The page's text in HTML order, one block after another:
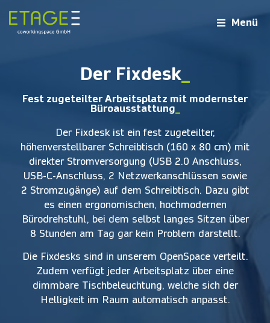
Menü
Der Fixdesk_
Fest zugeteilter Arbeitsplatz mit modernster
Büroausstattung
Der Fixdesk ist ein fest zugeteilter,
höhenverstellbarer Schreibtisch (160 x 80 cm) mit
direkter Stromversorgung (USB 2.0 Anschluss,
USB-C-Anschluss, 2 Netzwerkanschlüssen sowie
2 Stromzugänge) auf dem Schreibtisch. Dazu gibt
es einen ergonomischen, hochmodernen
Bürodrehstuhl, bei dem selbst langes Sitzen über
8 Stunden am Tag gar kein Problem darstellt.
Die Fixdesks sind in unserem OpenSpace verteilt.
Zudem verfügt jeder Arbeitsplatz über eine
dimmbare Tischbeleuchtung, welche sich der
Helligkeit im Raum automatisch anpasst.